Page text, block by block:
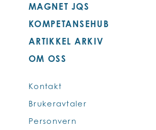
MAGNET JQS
KOMPETANSEHUB
ARTIKKEL ARKIV
OM OSS
Kontakt
Brukeravtaler
Personvern